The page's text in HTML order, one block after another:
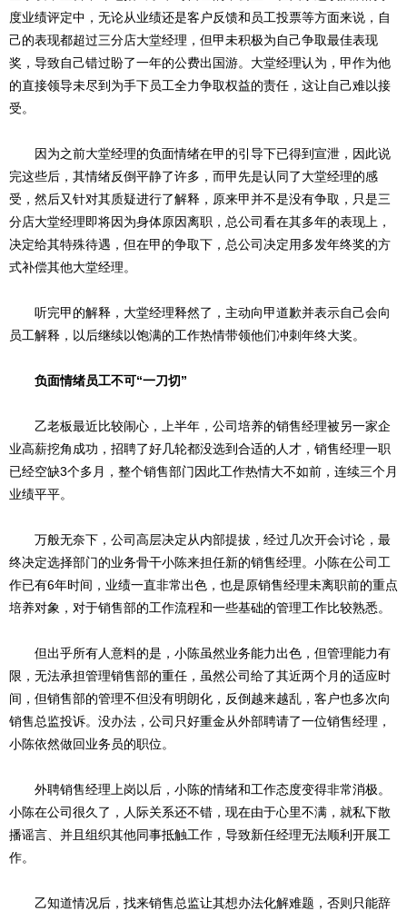
度业绩评定中，无论从业绩还是客户反馈和员工投票等方面来说，自
己的表现都超过三分店大堂经理，但甲未积极为自己争取最佳表现
奖，导致自己错过盼了一年的公费出国游。大堂经理认为，甲作为他
的直接领导未尽到为手下员工全力争取权益的责任，这让自己难以接
受。
因为之前大堂经理的负面情绪在甲的引导下已得到宣泄，因此说
完这些后，其情绪反倒平静了许多，而甲先是认同了大堂经理的感
受，然后又针对其质疑进行了解释，原来甲并不是没有争取，只是三
分店大堂经理即将因为身体原因离职，总公司看在其多年的表现上，
决定给其特殊待遇，但在甲的争取下，总公司决定用多发年终奖的方
式补偿其他大堂经理。
听完甲的解释，大堂经理释然了，主动向甲道歉并表示自己会向
员工解释，以后继续以饱满的工作热情带领他们冲刺年终大奖。
负面情绪员工不可“一刀切”
乙老板最近比较闹心，上半年，公司培养的销售经理被另一家企
业高薪挖角成功，招聘了好几轮都没选到合适的人才，销售经理一职
已经空缺3个多月，整个销售部门因此工作热情大不如前，连续三个月
业绩平平。
万般无奈下，公司高层决定从内部提拔，经过几次开会讨论，最
终决定选择部门的业务骨干小陈来担任新的销售经理。小陈在公司工
作已有6年时间，业绩一直非常出色，也是原销售经理未离职前的重点
培养对象，对于销售部的工作流程和一些基础的管理工作比较熟悉。
但出乎所有人意料的是，小陈虽然业务能力出色，但管理能力有
限，无法承担管理销售部的重任，虽然公司给了其近两个月的适应时
间，但销售部的管理不但没有明朗化，反倒越来越乱，客户也多次向
销售总监投诉。没办法，公司只好重金从外部聘请了一位销售经理，
小陈依然做回业务员的职位。
外聘销售经理上岗以后，小陈的情绪和工作态度变得非常消极。
小陈在公司很久了，人际关系还不错，现在由于心里不满，就私下散
播谣言、并且组织其他同事抵触工作，导致新任经理无法顺利开展工
作。
乙知道情况后，找来销售总监让其想办法化解难题，否则只能辞